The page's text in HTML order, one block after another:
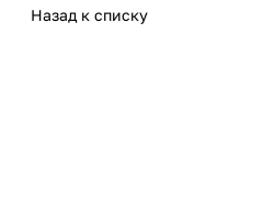
Назад к списку